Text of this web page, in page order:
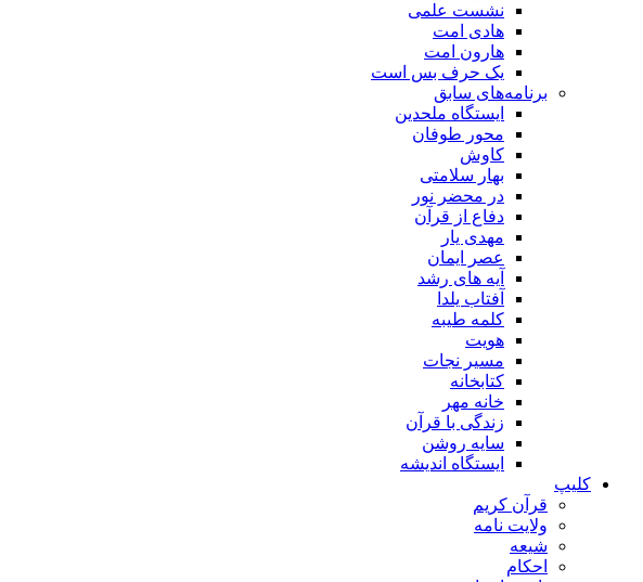
نشست علمی
هادی امت
هارون امت
یک حرف بس است
برنامه‌های سابق
ایستگاه ملحدین
محور طوفان
کاوش
بهار سلامتی
در محضر نور
دفاع از قرآن
مهدی یار
عصر ایمان
آیه های رشد
آفتاب یلدا
کلمه طیبه
هویت
مسیر نجات
کتابخانه
خانه مهر
زندگی با قرآن
سایه روشن
ایستگاه اندیشه
کلیپ
قرآن کریم
ولایت نامه
شیعه
احکام